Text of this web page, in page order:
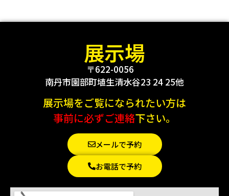
展示場
〒622-0056
南丹市園部町埴生清水谷23 24 25他
展示場をご覧になられたい方は
事前に必ずご連絡下さい。
メールで予約
お電話で予約